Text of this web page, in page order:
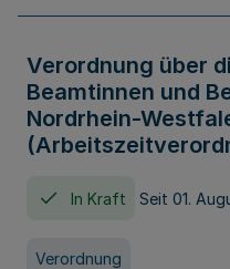
Verordnung über
Beamtinnen und
Nordrhein-
In Kraft Seit 01.
Verordnung